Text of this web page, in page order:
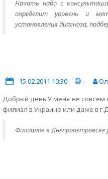
Начать надо с
определит уровень и
установления диагноза,
15.02.2011 10:30 -
Добрый день.У меня не совсем
филиал в Украине или даже в
Филиалов в Днепропетровске